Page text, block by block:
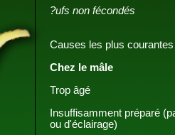
?ufs non fécondés
Causes les plus
Chez le mâle
Trop âgé
Insuffisamment préparé
ou d'éclairage)